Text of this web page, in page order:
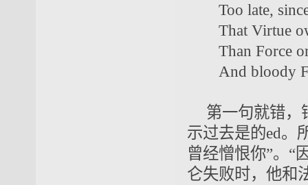
Too late,
That Virtue
Than Force
And bloody
第一句就错，
示过去是的ed。
曾经憎恨你”。“
仑失败时，他和